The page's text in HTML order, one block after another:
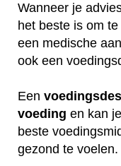
Wanneer je
het beste is om
een medische
ook een
Een
voeding en kan je
beste
gezond te voelen.